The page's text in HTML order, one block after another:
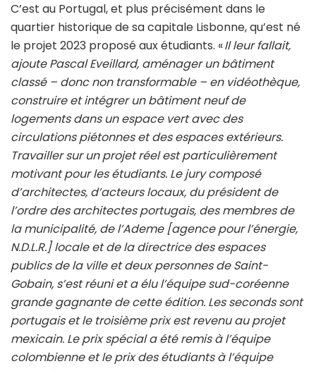
C’est au Portugal, et plus précisément dans le
quartier historique de sa capitale Lisbonne, qu’est né
le projet 2023 proposé aux étudiants. «Il leur fallait,
ajoute Pascal Eveillard, aménager un bâtiment
classé – donc non transformable – en vidéothèque,
construire et intégrer un bâtiment neuf de
logements dans un espace vert avec des
circulations piétonnes et des espaces extérieurs.
Travailler sur un projet réel est particulièrement
motivant pour les étudiants. Le jury composé
d’architectes, d’acteurs locaux, du président de
l’ordre des architectes portugais, des membres de
la municipalité, de l’Ademe [agence pour l’énergie,
N.D.L.R.] locale et de la directrice des espaces
publics de la ville et deux personnes de Saint-
Gobain, s’est réuni et a élu l’équipe sud-coréenne
grande gagnante de cette édition. Les seconds sont
portugais et le troisième prix est revenu au projet
mexicain. Le prix spécial a été remis à l’équipe
colombienne et le prix des étudiants à l’équipe